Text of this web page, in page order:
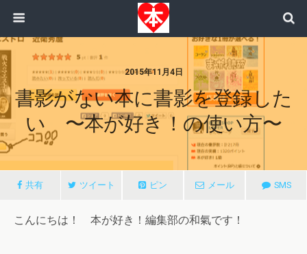
2015年11月4日
書影がない本に書影を登録した
い 〜本が好き！の使い方〜
共有 ツイート ピン メール SMS
こんにちは！ 本が好き！編集部の和氣です！